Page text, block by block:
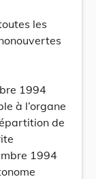
les
1994
à l’organe
de
1994